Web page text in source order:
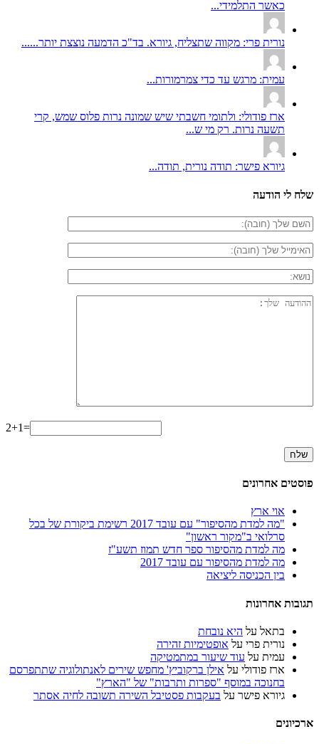
כאשר התלמידי...
נורית פרי: מקווה שתצליח, גיורא. בד"כ הדמעה נוצצת יותר......
עמית: מרגש עד כדי צמרמורות...
ארז פודולי: ולתומי חשבתי שיש שמונה נרות פלוס שמש, קרי
תשעה נרות. רק מי ש...
גיורא פישר: תודה נורית, תודה...
שלח לי הודעה
2+1=
פוסטים אחרונים
אוי ארץ
"מה למדת מהסיפור" עם עובד 2017 רשימת ביקורת של בכל
סרלואי ב"מקור ראשון"
מה למדת מהסיפור ספר חדש תמוז תשע"ז
מה למדת מהסיפור עם עובד 2017
בין הכניסה ליציאה
תגובות אחרונות
בתאל על היא נובחת
נורית פרי על אופטימיות זהירה
עמית על עוד שיעור במתמטיקה
ארז פודולי על אילן ברקוביץ' מחפש שירים לאנתולוגיה שתתפרסם
בחנוכה במוסף "ספרות ותרבות" של "הארץ"
גיורא פישר על בעקבות פסטיבל השירה תשובה לחיה אסתר
ארכיונים